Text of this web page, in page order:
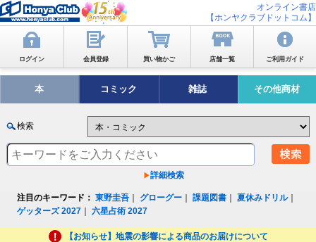
オンライン書店
【ホンヤクラブドットコム】
ログイン 会員登録 買い物かご 店舗一覧 ご利用ガイド
本 コミック 雑誌 その他商材
検索
詳細検索
注目のキーワード： 東野圭吾 グローグー ｜課題図書 ｜夏休みドリル｜
ゲッターズ 2027 ｜六星占術 2027
【お知らせ】地震の影響による商品のお届けについて